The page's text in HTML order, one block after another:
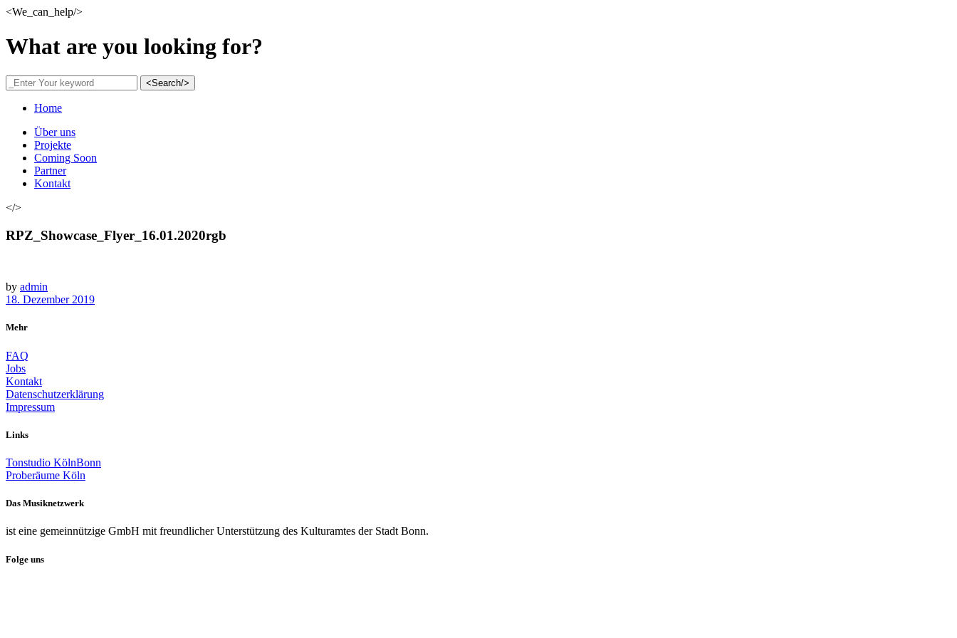
<We_can_help/>
What are you looking for?
<Search/>
Home
Über uns
Projekte
Coming Soon
Partner
Kontakt
</>
RPZ_Showcase_Flyer_16.01.2020rgb
by admin
18. Dezember 2019
Mehr
FAQ
Jobs
Kontakt
Datenschutzerklärung
Impressum
Links
Tonstudio KölnBonn
Proberäume Köln
Das Musiknetzwerk
ist eine gemeinnützige GmbH mit freundlicher Unterstützung des Kulturamtes der Stadt Bonn.
Folge uns